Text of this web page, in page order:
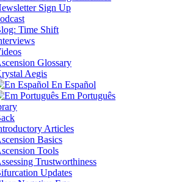
Sign Up
Time Shift
Glossary
Aegis
En Español
Em Português
Articles
Basics
Tools
Trustworthiness
Updates